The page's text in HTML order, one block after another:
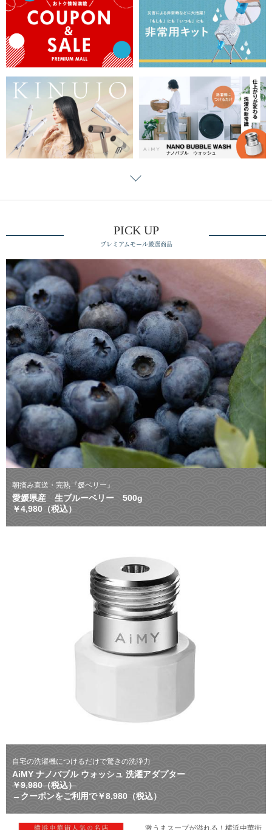
PICK UP
プレミアムモール厳選商品
朝摘み直送・完熟『媛ベリー』
愛媛県産 生ブルーベリー 500g
￥4,980（税込）
自宅の洗濯機につけるだけで驚きの洗浄力
AiMY ナノバブル ウォッシュ 洗濯アダプター
￥9,980（税込）
→クーポンをご利用で￥8,980（税込）
激うまスープが溢れる！横浜中華街